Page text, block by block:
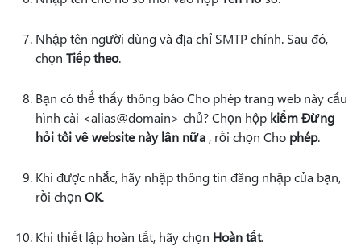
Nhập tên người dùng và địa chỉ SMTP chính. Sau đó,
chọn Tiếp theo.
Bạn có thể thấy thông báo Cho phép trang web này cấu
hình cài <alias@domain> chủ? Chọn hộp kiểm Đừng
hỏi tôi về website này lần nữa , rồi chọn Cho phép.
Khi được nhắc, hãy nhập thông tin đăng nhập của bạn,
rồi chọn OK.
Khi thiết lập hoàn tất, hãy chọn Hoàn tất.